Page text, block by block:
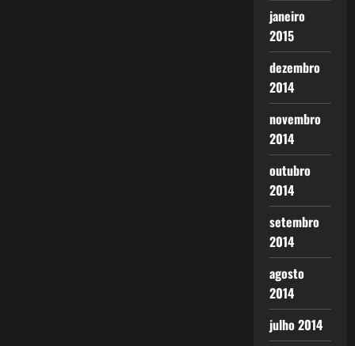
janeiro
2015
dezembro
2014
novembro
2014
outubro
2014
setembro
2014
agosto
2014
julho 2014